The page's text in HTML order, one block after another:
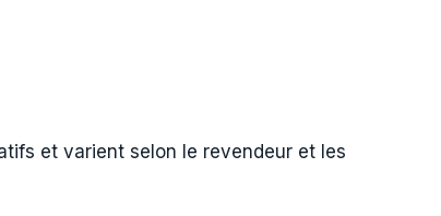
et varient selon le revendeur et les